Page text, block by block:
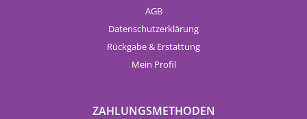
AGB
Datenschutzerklärung
Rückgabe & Erstattung
Mein Profil
ZAHLUNGSMETHODEN